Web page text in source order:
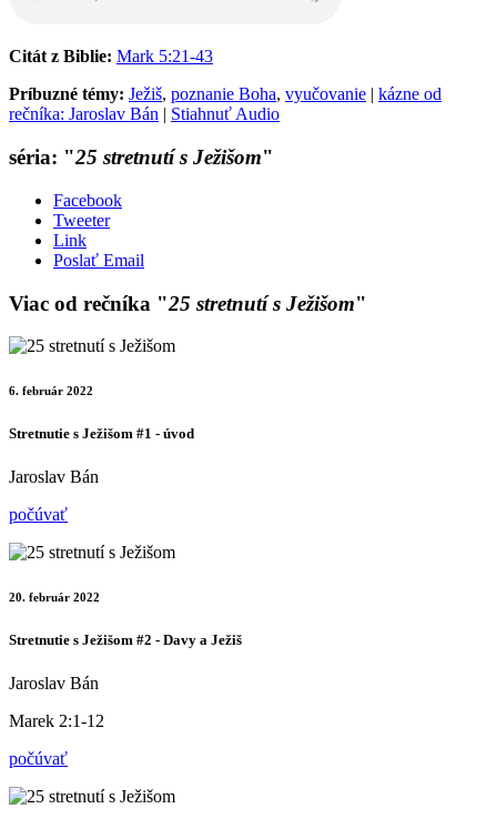
Citát z Biblie: Mark 5:21-43
Príbuzné témy: Ježiš, poznanie Boha, vyučovanie | kázne od
rečníka: Jaroslav Bán | Stiahnuť Audio
séria: "25 stretnutí s Ježišom"
Facebook
Tweeter
Link
Poslať Email
Viac od rečníka "25 stretnutí s Ježišom"
6. február 2022
Stretnutie s Ježišom #1 - úvod
Jaroslav Bán
počúvať
20. február 2022
Stretnutie s Ježišom #2 - Davy a Ježiš
Jaroslav Bán
Marek 2:1-12
počúvať